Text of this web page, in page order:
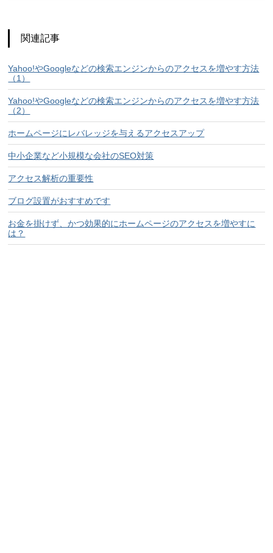
関連記事
Yahoo!やGoogleなどの検索エンジンからのアクセスを増やす方法
（1）
Yahoo!やGoogleなどの検索エンジンからのアクセスを増やす方法
（2）
ホームページにレバレッジを与えるアクセスアップ
中小企業など小規模な会社のSEO対策
アクセス解析の重要性
ブログ設置がおすすめです
お金を掛けず、かつ効果的にホームページのアクセスを増やすに
は？